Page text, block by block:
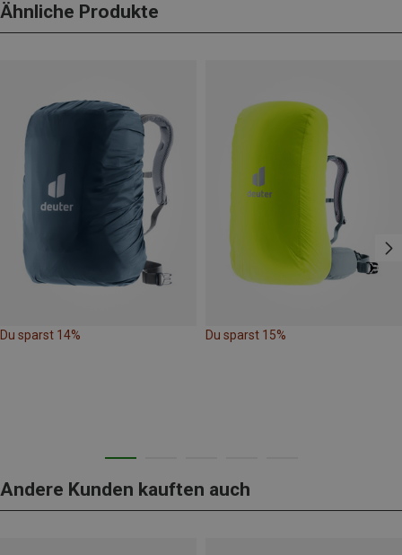
Ähnliche Produkte
Du sparst 14% Du sparst 15%
Andere Kunden kauften auch